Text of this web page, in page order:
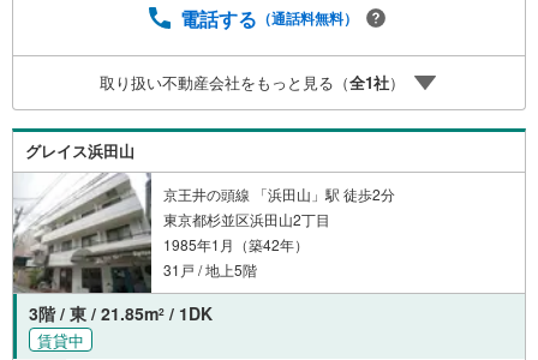
スライトは出金と譲渡はできません。ご案内・詳細な資料
時受け付けております！■頭金0円からのご購入可能です■
（諸費用もOK）お気軽にお問い合わせください。
電話する （通話料無料）
取り扱い不動産会社をもっと見る（全1社）
グレイス浜田山
京王井の頭線 「浜田山」駅 徒歩2分
東京都杉並区浜田山2丁目
1985年1月（築42年）
31戸 / 地上5階
3階 / 東 / 21.85m2 / 1DK
賃貸中